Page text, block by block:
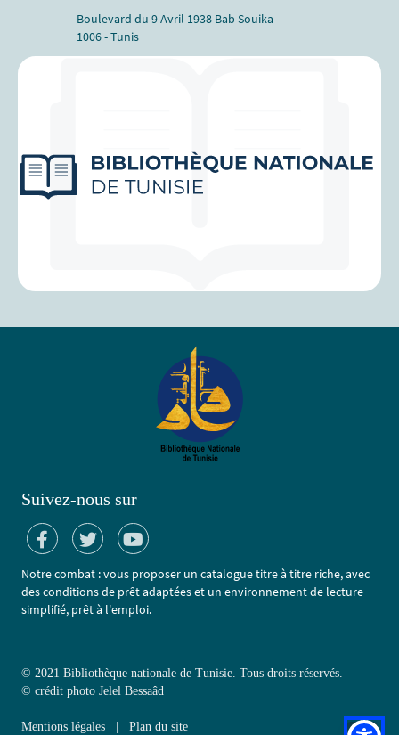
Boulevard du 9 Avril 1938 Bab Souika
1006 - Tunis
Suivez-nous sur
Notre combat : vous proposer un catalogue titre à titre riche, avec
des conditions de prêt adaptées et un environnement de lecture
simplifié, prêt à l'emploi.
© 2021 Bibliothèque nationale de Tunisie. Tous droits réservés.
© crédit photo Jelel Bessaâd
Mentions légales Plan du site